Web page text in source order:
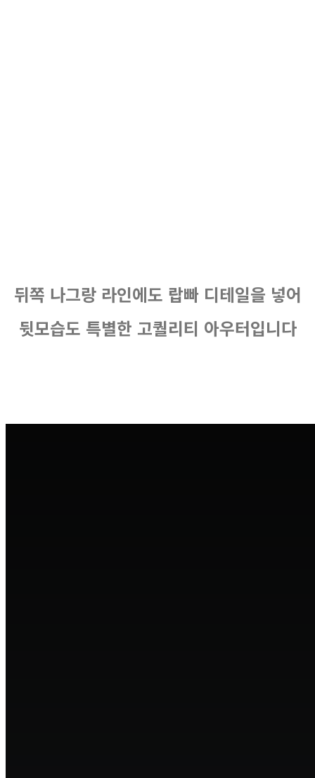
뒤쪽 나그랑 라인에도 랍빠 디테일을 넣어
뒷모습도 특별한 고퀄리티 아우터입니다